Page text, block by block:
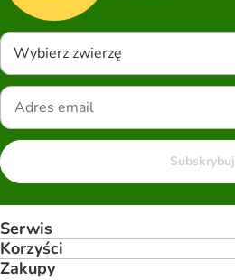
Wybierz zwierzę
Subskrybuj
Serwis
Korzyści
Zakupy